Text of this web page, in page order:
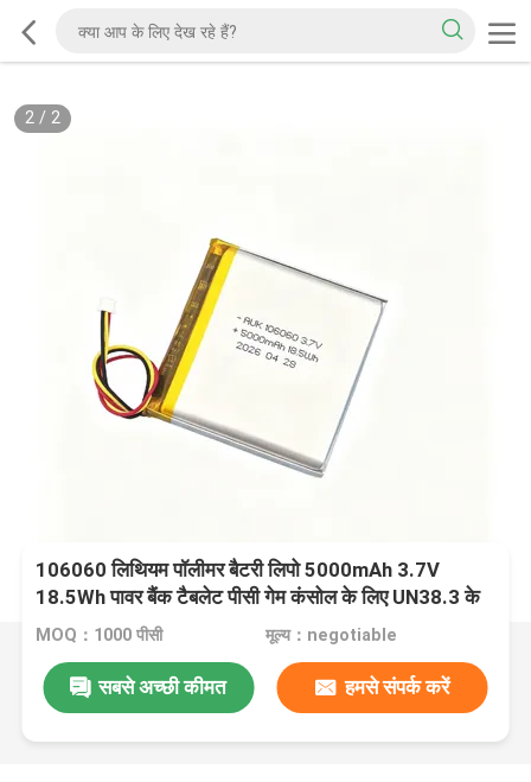
2/ 2
106060 लिथियम पॉलीमर बैटरी लिपो 5000mAh 3.7V
18.5Wh पावर बैंक टैबलेट पीसी गेम कंसोल के लिए UN38.3 के
साथ
MOQ：1000 पीसी मूल्य：negotiable
सबसे अच्छी कीमत हमसे संपर्क करें